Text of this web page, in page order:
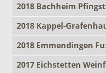
2018 Bachheim
2018 Kappel-
2018 Emmendingen
2017 Eichstetten